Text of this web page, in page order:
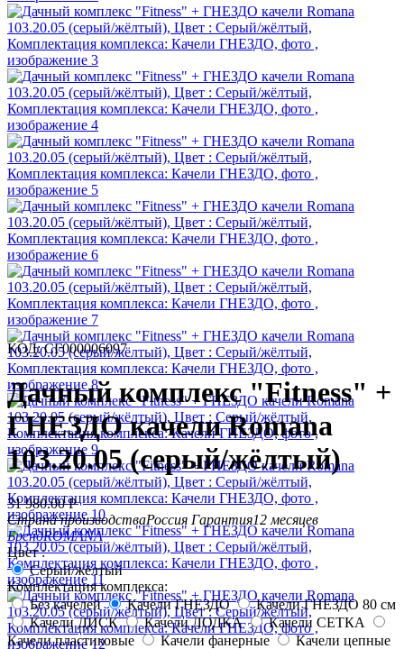
КОД: СГ000006097
Дачный комплекс "Fitness" +
ГНЕЗДО качели Romana
103.20.05 (серый/жёлтый)
31 980.00 Р
Страна производстваРоссия Гарантия12 месяцев
БрендROMANA
Цвет :
Серый/жёлтый
Комплектация комплекса:
Без качелей
Качели ГНЕЗДО
Качели ГНЕЗДО 80 см
Качели ДИСК
Качели ЛОДКА
Качели СЕТКА
Качели пластиковые
Качели фанерные
Качели цепные